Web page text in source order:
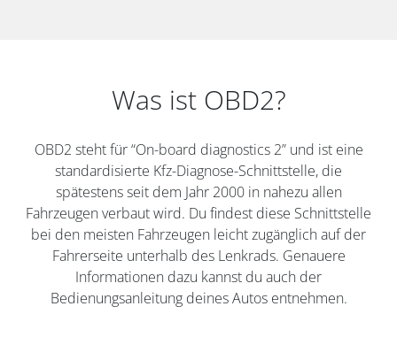
Was ist OBD2?
OBD2 steht für “On-board diagnostics 2” und ist eine
standardisierte Kfz-Diagnose-Schnittstelle, die
spätestens seit dem Jahr 2000 in nahezu allen
Fahrzeugen verbaut wird. Du findest diese Schnittstelle
bei den meisten Fahrzeugen leicht zugänglich auf der
Fahrerseite unterhalb des Lenkrads. Genauere
Informationen dazu kannst du auch der
Bedienungsanleitung deines Autos entnehmen.